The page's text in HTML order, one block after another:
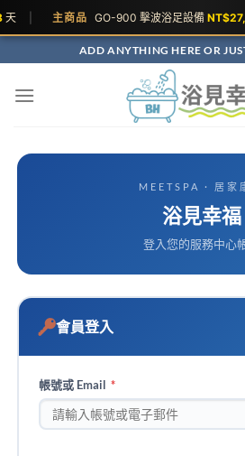
主商品 GO-900 擊波浴足設備
ADD ANYTHING HERE OR
MEETSPA · 居家
浴見幸福
登入您的服務中心
會員登入
帳號或 Email *